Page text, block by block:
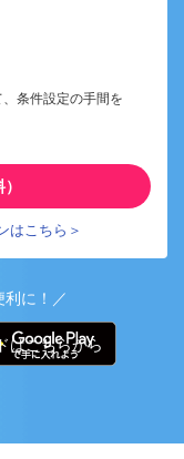
条件設定の手間を
はこちら＞
利に！／
はこちらから